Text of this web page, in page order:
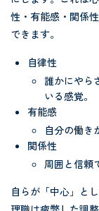
性・有能感・関係
できます。
自律性
誰かにやら
いる感覚。
有能感
自分の働き
関係性
周囲と信頼
自らが「中心」と